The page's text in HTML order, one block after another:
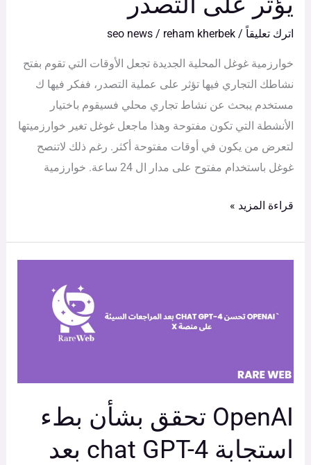
اترك تعليقاً /
seo news/ reham kherbek
خوارزمية غوغل المحلية الجديدة تجعل الأوقات التي تقوم بفتح
نشاطك التجاري فيها تؤثر على عملية التصدر، ففكر فيها ك
مستخدم يبحث عن نشاط تجاري محلي فسيقوم باختيار
الأنشطة التي تكون مفتوحة وهذا ماجعل غوغل تغير خوارزميتها
لتعرض من يكون في أوقات مفتوحة أكثر. رغم ذلك لاتنصح
غوغل باستخدام مفتوح على مدار ال 24 ساعة. خوارزمية
قراءة المزيد »
OpenAI تحقق بشأن بطء
استجابة chat GPT-4 بعد
بشأن
chat
بعد
المراجعات